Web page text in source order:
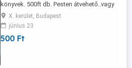
könyvek. 500ft db. Pesten átvehető..vagy
posta..GLS
X. kerület, Budapest
június 23
500 Ft